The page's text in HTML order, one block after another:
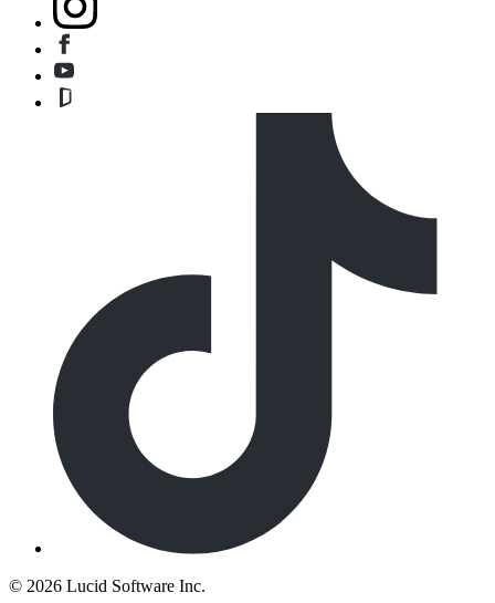
© 2026 Lucid Software Inc.